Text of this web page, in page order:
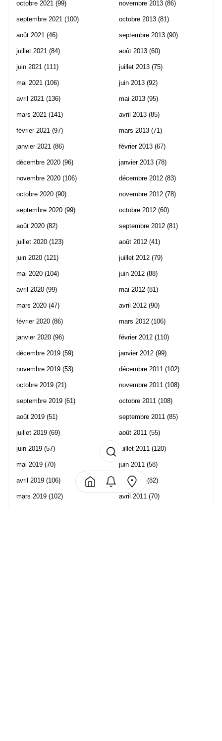
octobre 2021 (99)
septembre 2021 (100)
août 2021 (46)
juillet 2021 (84)
juin 2021 (111)
mai 2021 (106)
avril 2021 (136)
mars 2021 (141)
février 2021 (97)
janvier 2021 (86)
décembre 2020 (96)
novembre 2020 (106)
octobre 2020 (90)
septembre 2020 (99)
août 2020 (82)
juillet 2020 (123)
juin 2020 (121)
mai 2020 (104)
avril 2020 (99)
mars 2020 (47)
février 2020 (86)
janvier 2020 (96)
décembre 2019 (59)
novembre 2019 (53)
octobre 2019 (21)
septembre 2019 (61)
août 2019 (51)
juillet 2019 (69)
juin 2019 (57)
mai 2019 (70)
avril 2019 (106)
mars 2019 (102)
novembre 2013 (86)
octobre 2013 (81)
septembre 2013 (90)
août 2013 (60)
juillet 2013 (75)
juin 2013 (92)
mai 2013 (95)
avril 2013 (85)
mars 2013 (71)
février 2013 (67)
janvier 2013 (78)
décembre 2012 (83)
novembre 2012 (78)
octobre 2012 (60)
septembre 2012 (81)
août 2012 (41)
juillet 2012 (79)
juin 2012 (88)
mai 2012 (81)
avril 2012 (90)
mars 2012 (106)
février 2012 (110)
janvier 2012 (99)
décembre 2011 (102)
novembre 2011 (108)
octobre 2011 (108)
septembre 2011 (85)
août 2011 (55)
juillet 2011 (120)
juin 2011 (58)
mai 2011 (82)
avril 2011 (70)